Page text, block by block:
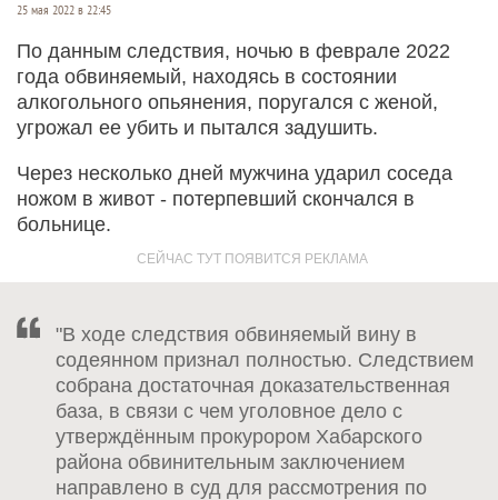
25 мая 2022 в 22:45
По данным следствия, ночью в феврале 2022
года обвиняемый, находясь в состоянии
алкогольного опьянения, поругался с женой,
угрожал ее убить и пытался задушить.
Через несколько дней мужчина ударил соседа
ножом в живот - потерпевший скончался в
больнице.
"В ходе следствия обвиняемый вину в
содеянном признал полностью. Следствием
собрана достаточная доказательственная
база, в связи с чем уголовное дело с
утверждённым прокурором Хабарского
района обвинительным заключением
направлено в суд для рассмотрения по